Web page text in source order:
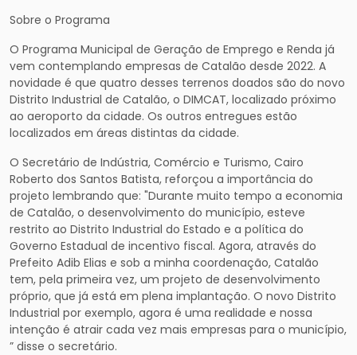
Sobre o Programa
O Programa Municipal de Geração de Emprego e Renda já
vem contemplando empresas de Catalão desde 2022. A
novidade é que quatro desses terrenos doados são do novo
Distrito Industrial de Catalão, o DIMCAT, localizado próximo
ao aeroporto da cidade. Os outros entregues estão
localizados em áreas distintas da cidade.
O Secretário de Indústria, Comércio e Turismo, Cairo
Roberto dos Santos Batista, reforçou a importância do
projeto lembrando que: "Durante muito tempo a economia
de Catalão, o desenvolvimento do município, esteve
restrito ao Distrito Industrial do Estado e a política do
Governo Estadual de incentivo fiscal. Agora, através do
Prefeito Adib Elias e sob a minha coordenação, Catalão
tem, pela primeira vez, um projeto de desenvolvimento
próprio, que já está em plena implantação. O novo Distrito
Industrial por exemplo, agora é uma realidade e nossa
intenção é atrair cada vez mais empresas para o município,
” disse o secretário.